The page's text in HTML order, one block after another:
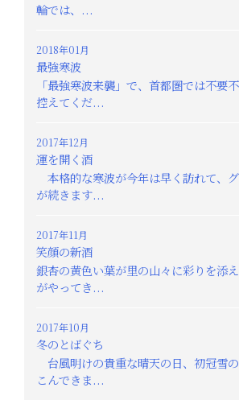
輪では、...
2018年01月
最強寒波
「最強寒波来襲」で、首都圏では不要
控えてくだ...
2017年12月
運を開く酒
本格的な寒波が今年は早く訪れて、
が続きます...
2017年11月
笑顔の新酒
銀杏の黄色い葉が里の山々に彩りを添
がやってき...
2017年10月
冬のとばぐち
台風明けの貴重な晴天の日、初冠雪
こんできま...